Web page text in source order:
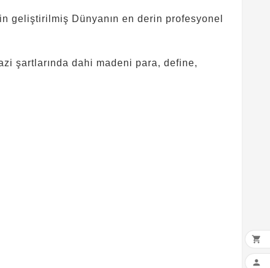
geliştirilmiş Dünyanın en derin profesyonel
şartlarında dahi madeni para, define,

